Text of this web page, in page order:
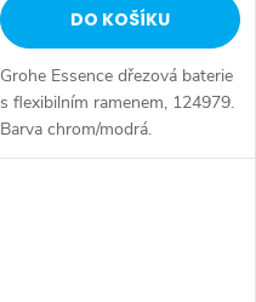
DO KOŠÍKU
Grohe Essence dřezová baterie
s flexibilním ramenem, 124979.
Barva chrom/modrá.